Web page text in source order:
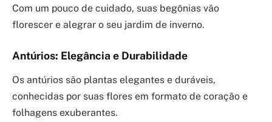
Com um pouco de cuidado, suas begônias vão
florescer e alegrar o seu jardim de inverno.
Antúrios: Elegância e Durabilidade
Os antúrios são plantas elegantes e duráveis,
conhecidas por suas flores em formato de coração e
folhagens exuberantes.